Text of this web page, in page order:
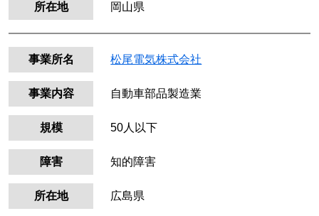
所在地 岡山県
事業所名 松尾電気株式会社
事業内容 自動車部品製造業
規模 50人以下
障害 知的障害
所在地 広島県